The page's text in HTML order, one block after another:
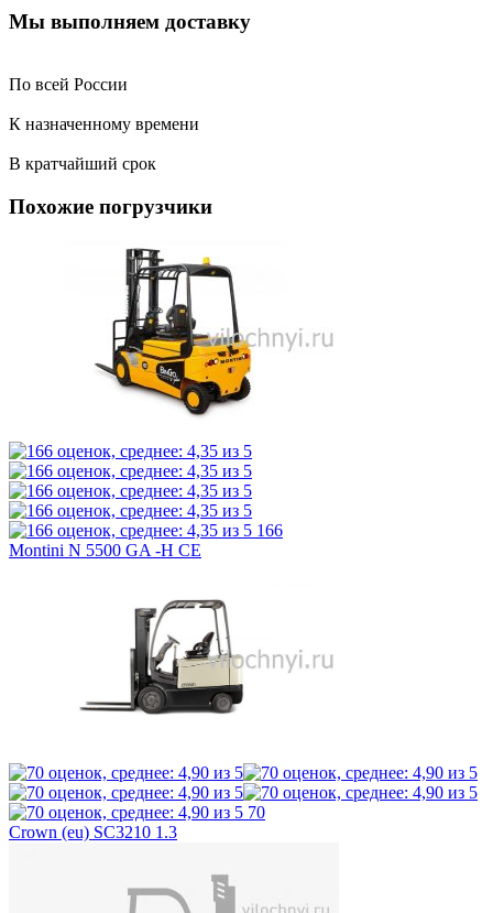
Мы выполняем доставку
По всей России
К назначенному времени
В кратчайший срок
Похожие погрузчики
166
Montini N 5500 GA -H CE
70
Crown (eu) SC3210 1.3